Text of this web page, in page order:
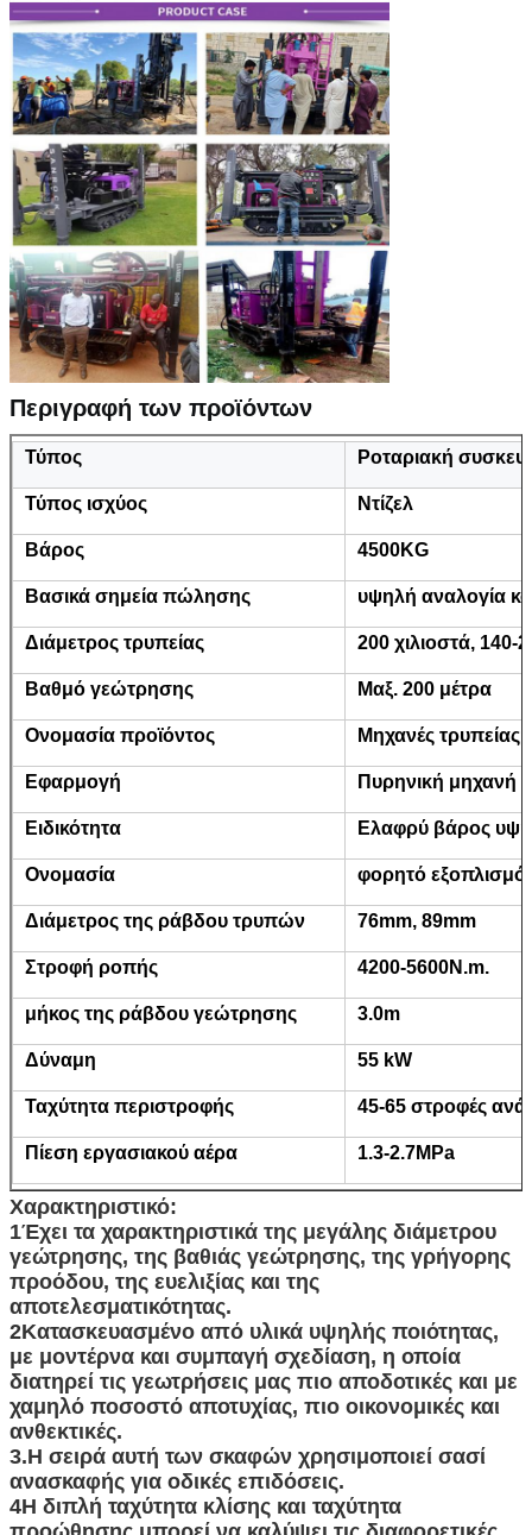
Αφήστε ένα μήνυμα
We bellen je snel terug!
Περιγραφή των προϊόντων
Τύπος Ροταριακή
Τύπος ισχύος Ντίζελ
Βάρος 4500KG
Βασικά σημεία πώλησης υψηλή αναλογία
Διάμετρος τρυπείας 200 χιλιοστά, 140-
Βαθμό γεώτρησης Μαξ. 200 μέτρα
Ονομασία προϊόντος Μηχανές
Εφαρμογή Πυρηνική μηχανή
Ειδικότητα Ελαφρύ βάρος
Ονομασία φορητό
Διάμετρος της ράβδου τρυπών 76mm, 89mm
Στροφή ροπής 4200-5600N.m.
μήκος της ράβδου γεώτρησης 3.0m
Δύναμη 55 kW
Ταχύτητα περιστροφής 45-65 στροφές ανά
Πίεση εργασιακού αέρα 1.3-2.7MPa
Χαρακτηριστικό:
1Έχει τα χαρακτηριστικά της μεγάλης διάμετρου
γεώτρησης, της βαθιάς γεώτρησης, της γρήγορης
προόδου, της ευελιξίας και της
αποτελεσματικότητας.
2Κατασκευασμένο από υλικά υψηλής ποιότητας,
με μοντέρνα και συμπαγή σχεδίαση, η οποία
διατηρεί τις γεωτρήσεις μας πιο αποδοτικές και με
χαμηλό ποσοστό αποτυχίας, πιο οικονομικές και
ανθεκτικές.
3.Η σειρά αυτή των σκαφών χρησιμοποιεί σασί
ανασκαφής για οδικές επιδόσεις.
4Η διπλή ταχύτητα κλίσης και ταχύτητα